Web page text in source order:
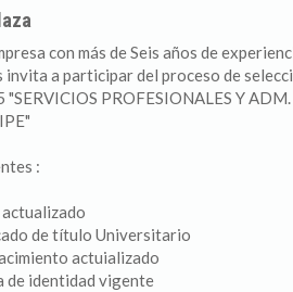
con más de Seis años de
invita a participar del proceso de
PROFESIONALES Y
:
de título Universitario
actuializado
de identidad vigente